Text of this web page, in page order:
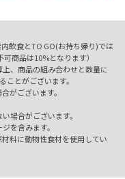
飲食とTO GO(お持ち帰り)では
商品は10%となります）
、商品の組み合わせと数量に
とがございます。
がございます。
場合がございます。
を含みます。
料に動物性食材を使用してい